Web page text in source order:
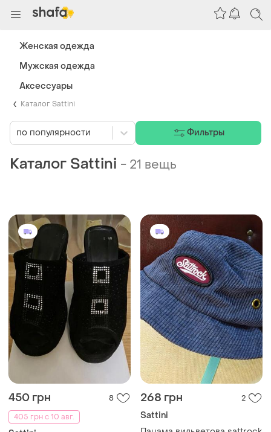
Каталог Sattini
Каталог Sattini - 21 вещь
450 грн
8
405 грн с 10 авг.
268 грн 2
Sattini
по популярности Фильтры
Женская одежда
Мужская одежда
Аксессуары